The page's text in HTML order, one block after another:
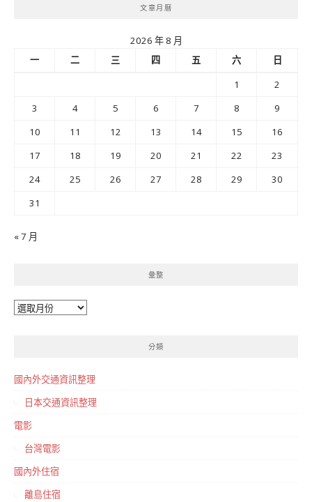
文章月曆
2026 年 8 月
一
二 三 四 五 六
日
1
2
3
4 5 6 7 8
9
10
11 12 13 14 15
16
17
18 19 20 21 22
23
24
25 26 27 28 29
30
31
« 7 月
彙整
彙
分類
國內外交通資訊整理
日本交通資訊整理
電影
台灣電影
國內外住宿
離島住宿